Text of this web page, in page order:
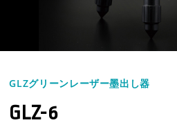
GLZグリーンレーザー墨出し器
GLZ-6
#グリーンレーザー
企業情報